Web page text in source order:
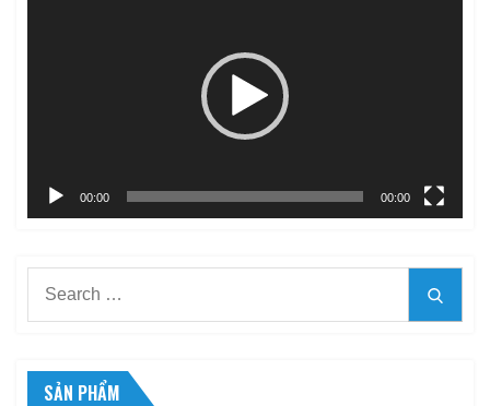
00:00 00:00
SẢN PHẨM